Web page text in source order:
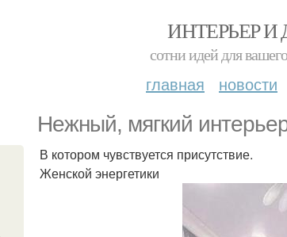
ИНТЕРЬЕР И
сотни идей для
главная новости
Нежный, мягкий
В котором чувствуется присутствие.
Женской энергетики